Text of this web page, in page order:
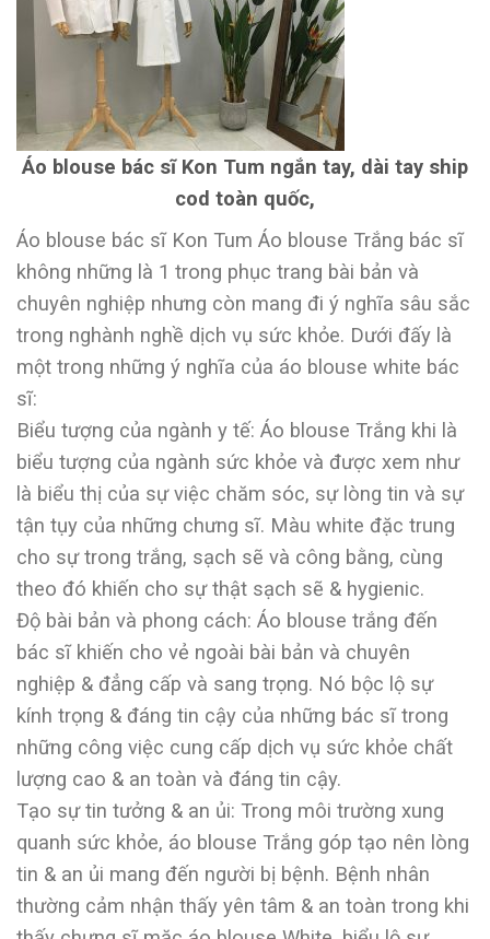
Áo blouse bác sĩ Kon Tum ngắn tay, dài tay ship
cod toàn quốc,
Áo blouse bác sĩ Kon Tum Áo blouse Trắng bác sĩ
không những là 1 trong phục trang bài bản và
chuyên nghiệp nhưng còn mang đi ý nghĩa sâu sắc
trong nghành nghề dịch vụ sức khỏe. Dưới đấy là
một trong những ý nghĩa của áo blouse white bác
sĩ:
Biểu tượng của ngành y tế: Áo blouse Trắng khi là
biểu tượng của ngành sức khỏe và được xem như
là biểu thị của sự việc chăm sóc, sự lòng tin và sự
tận tụy của những chưng sĩ. Màu white đặc trung
cho sự trong trắng, sạch sẽ và công bằng, cùng
theo đó khiến cho sự thật sạch sẽ & hygienic.
Độ bài bản và phong cách: Áo blouse trắng đến
bác sĩ khiến cho vẻ ngoài bài bản và chuyên
nghiệp & đẳng cấp và sang trọng. Nó bộc lộ sự
kính trọng & đáng tin cậy của những bác sĩ trong
những công việc cung cấp dịch vụ sức khỏe chất
lượng cao & an toàn và đáng tin cậy.
Tạo sự tin tưởng & an ủi: Trong môi trường xung
quanh sức khỏe, áo blouse Trắng góp tạo nên lòng
tin & an ủi mang đến người bị bệnh. Bệnh nhân
thường cảm nhận thấy yên tâm & an toàn trong khi